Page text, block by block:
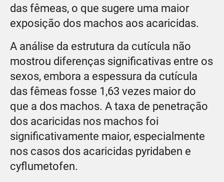
das fêmeas, o que sugere uma maior
exposição dos machos aos acaricidas.
A análise da estrutura da cutícula não
mostrou diferenças significativas entre os
sexos, embora a espessura da cutícula
das fêmeas fosse 1,63 vezes maior do
que a dos machos. A taxa de penetração
dos acaricidas nos machos foi
significativamente maior, especialmente
nos casos dos acaricidas pyridaben e
cyflumetofen.